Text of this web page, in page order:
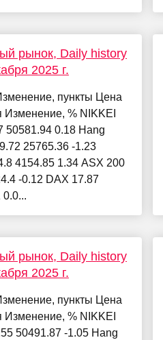
рынок, Daily history
2025 г.
пункты Цена
Изменение, % NIKKEI
50581.94 0.18 Hang
25765.36 -1.23
4154.85 1.34 ASX 200
-0.12 DAX 17.87
0.0...
рынок, Daily history
2025 г.
пункты Цена
Изменение, % NIKKEI
50491.87 -1.05 Hang